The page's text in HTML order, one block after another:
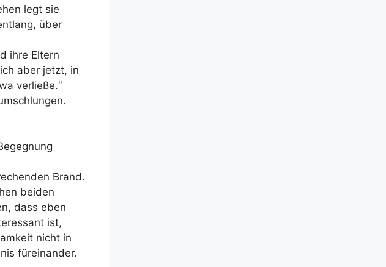
legt sie
über
ihre Eltern
aber jetzt, in
verließe.“
Brand.
beiden
dass eben
ist,
nicht in
füreinander.